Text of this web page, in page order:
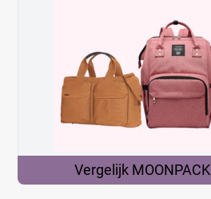
Vergelijk MOONPACK